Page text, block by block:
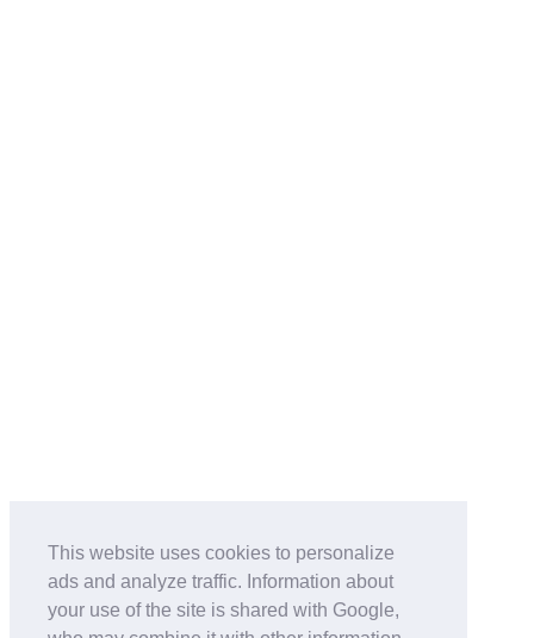
This website uses cookies to personalize
ads and analyze traffic. Information about
your use of the site is shared with Google,